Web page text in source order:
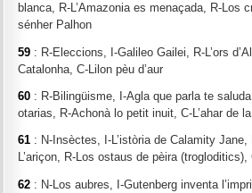
blanca, R-L’Amazonia es menaçada, R-Los
sénher Palhon
59 : R-Eleccions, I-Galileo Gailei, R-L’ors
Catalonha, C-Lilon pèu d’aur
60 : R-Bilingüisme, I-Agla que parla te
otarias, R-Achonà lo petit inuit, C-L’ahar de
61 : N-Insèctes, I-L’istòria de Calamity
L’ariçon, R-Los ostaus de pèira
62 : N-Los aubres, I-Gutenberg inventa